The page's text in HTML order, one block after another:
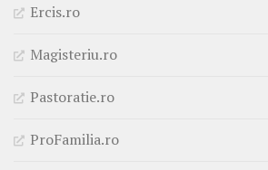
Ercis.ro
Magisteriu.ro
Pastoratie.ro
ProFamilia.ro